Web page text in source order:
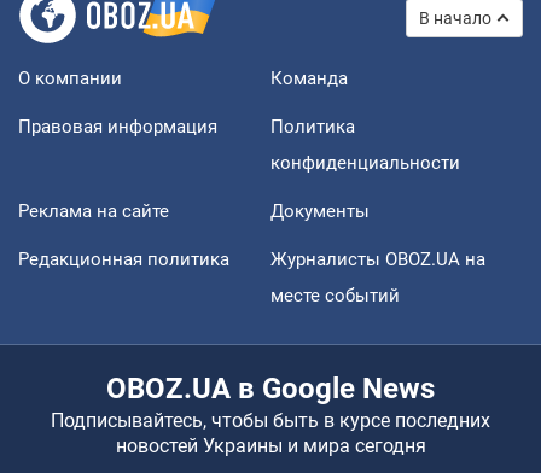
В начало
О компании Команда
Правовая информация
Политика
конфиденциальности
Реклама на сайте Документы
Редакционная политика
Журналисты OBOZ.UA на
месте событий
OBOZ.UA в Google News
Подписывайтесь, чтобы быть в курсе последних
новостей Украины и мира сегодня